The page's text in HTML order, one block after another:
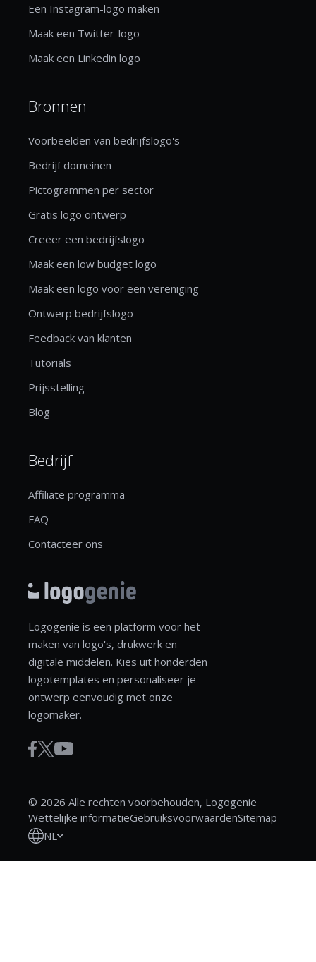
Een Instagram-logo maken
Maak een Twitter-logo
Maak een Linkedin logo
Bronnen
Voorbeelden van bedrijfslogo's
Bedrijf domeinen
Pictogrammen per sector
Gratis logo ontwerp
Creëer een bedrijfslogo
Maak een low budget logo
Maak een logo voor een vereniging
Ontwerp bedrijfslogo
Feedback van klanten
Tutorials
Prijsstelling
Blog
Bedrijf
Affiliate programma
FAQ
Contacteer ons
Logogenie is een platform voor het
maken van logo's, drukwerk en
digitale middelen. Kies uit honderden
logotemplates en personaliseer je
ontwerp eenvoudig met onze
logomaker.
© 2026 Alle rechten voorbehouden, Logogenie
Wettelijke informatieGebruiksvoorwaardenSitemap
NL